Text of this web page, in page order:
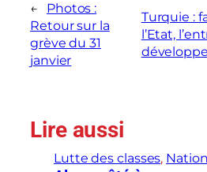
←
Photos :
Retour sur la
grève du 31
janvier
Turquie :
l’Etat,
développe
Lire aussi
Lutte des classes,